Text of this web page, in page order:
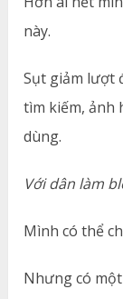
này.
Sụt giảm lượt
tìm kiếm, ảnh
dùng.
Với dân làm
Mình có thể
Nhưng có